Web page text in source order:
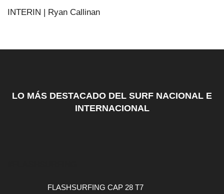
INTERIN | Ryan Callinan
LO MÁS DESTACADO DEL SURF NACIONAL E
INTERNACIONAL
FLASHSURFING CAP 28 T7